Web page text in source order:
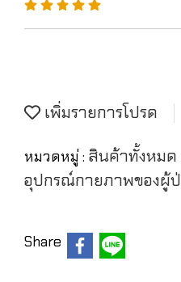
เพิ่มรายการโปรด
หมวดหมู่ : สินค้าทั้งหมด
อุปกรณ์กายภาพของผู้
Share